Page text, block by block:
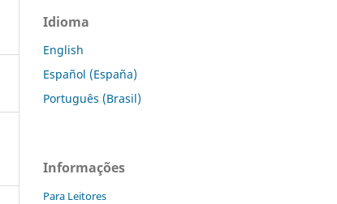
Idioma
English
Español (España)
Português (Brasil)
Informações
Para Leitores